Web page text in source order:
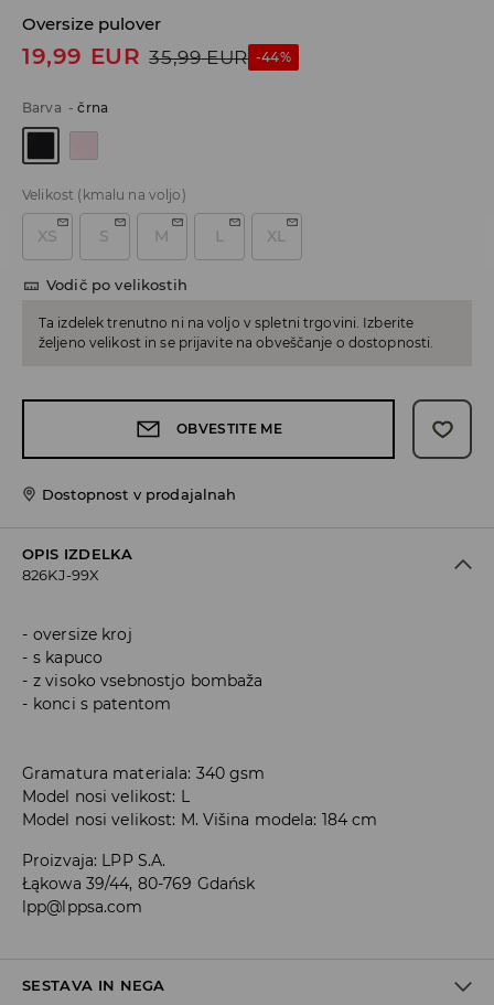
Oversize pulover
19,99 EUR 35,99 EUR -44%
Barva -črna
Velikost (kmalu na voljo)
XS S M L XL
Vodič po velikostih
Ta izdelek trenutno ni na voljo v spletni trgovini. Izberite
željeno velikost in se prijavite na obveščanje o dostopnosti.
OBVESTITE ME
Dostopnost v prodajalnah
OPIS IZDELKA
826KJ-99X
oversize kroj
s kapuco
z visoko vsebnostjo bombaža
konci s patentom
Gramatura materiala: 340 gsm
Model nosi velikost: L
Model nosi velikost: M. Višina modela: 184 cm
Proizvaja: LPP S.A.
Łąkowa 39/44, 80-769 Gdańsk
lpp@lppsa.com
SESTAVA IN NEGA